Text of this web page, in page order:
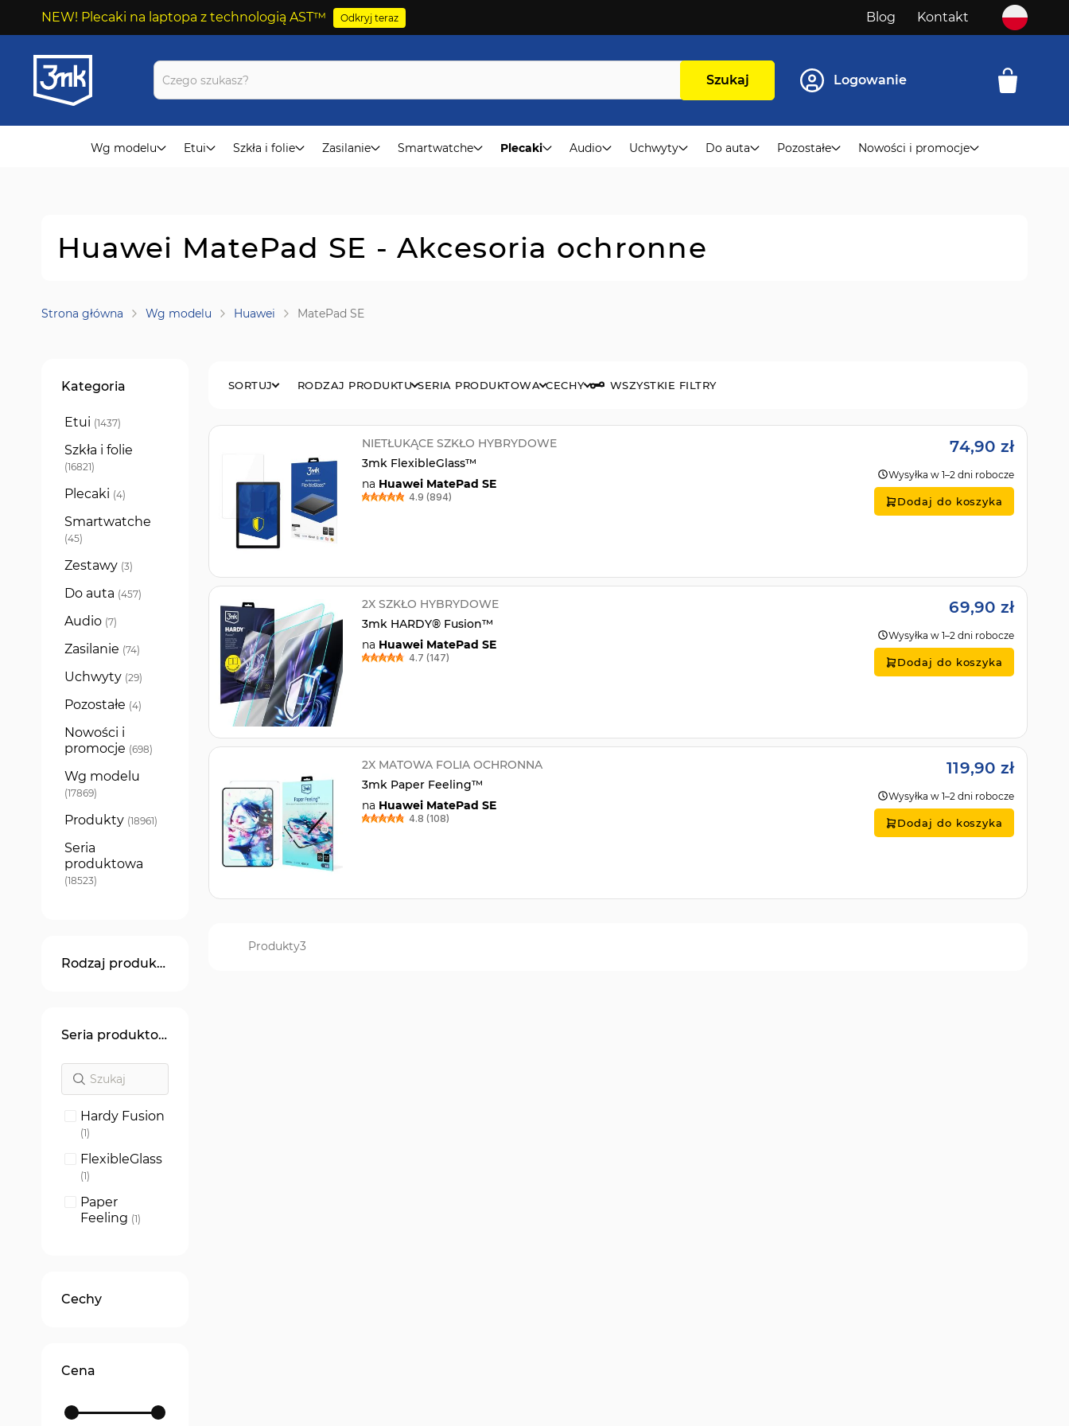
NEW! Plecaki na laptopa z technologią AST™ Odkryj teraz
Przejdź
do
treści
Blog Kontakt
Szukaj Logowanie
Wg modelu Etui Szkła i folie Zasilanie Smartwatche Plecaki Audio Uchwyty Do auta Pozostałe Nowości i promocje
Huawei MatePad SE - Akcesoria ochronne
Strona główna Wg modelu Huawei MatePad SE
RODZAJ PRODUKTU SERIA PRODUKTOWA CECHY WSZYSTKIE FILTRY
SORTUJ
NIETŁUKĄCE SZKŁO HYBRYDOWE
3mk FlexibleGlass™
na Huawei MatePad SE
4.9 (894)
74,90 zł
Wysyłka w 1–2 dni robocze
Dodaj do koszyka
2X SZKŁO HYBRYDOWE
3mk HARDY® Fusion™
na Huawei MatePad SE
4.7 (147)
69,90 zł
Wysyłka w 1–2 dni robocze
Dodaj do koszyka
2X MATOWA FOLIA OCHRONNA
3mk Paper Feeling™
na Huawei MatePad SE
4.8 (108)
119,90 zł
Wysyłka w 1–2 dni robocze
Dodaj do koszyka
Produkty3
Kategoria
Etui 1437
produkty
Szkła i folie
16821
produkty
Plecaki 4
produkty
Smartwatche
45
produkty
Zestawy 3
produkty
Do auta 457
produkty
Audio 7
produkty
Zasilanie 74
produkty
Uchwyty 29
produkty
Pozostałe 4
produkty
Nowości i
promocje 698
produkty
Wg modelu
17869
produkty
Produkty 18961
produkty
Seria
produktowa
18523
produkty
Rodzaj produktu
Seria produktowa
Hardy Fusion
1
produkt
FlexibleGlass
1
produkt
Paper
Feeling 1
produkt
Cechy
Cena